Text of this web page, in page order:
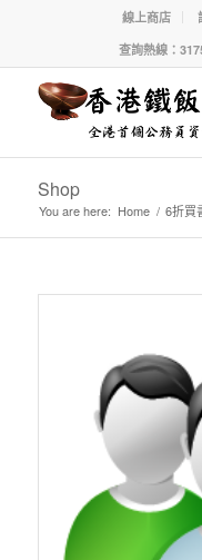
線上商店
查詢熱線：
Shop
You are here: Home / 6折買